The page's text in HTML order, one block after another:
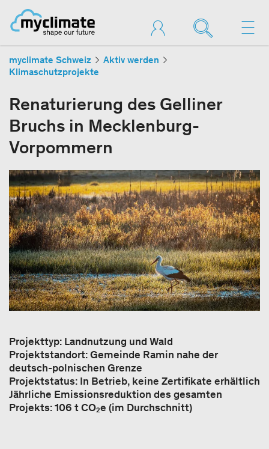
myclimate Schweiz
Aktiv werden
Klimaschutzprojekte
Renaturierung des Gelliner
Bruchs in Mecklenburg-
Vorpommern
Projekttyp: Landnutzung und Wald
Projektstandort: Gemeinde Ramin nahe der
deutsch-polnischen Grenze
Projektstatus: In Betrieb, keine Zertifikate erhältlich
Jährliche Emissionsreduktion des gesamten
Projekts: 106 t CO₂e (im Durchschnitt)